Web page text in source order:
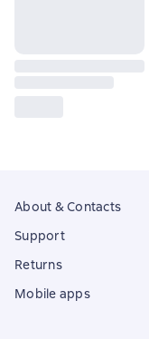
About & Contacts
Support
Returns
Mobile apps